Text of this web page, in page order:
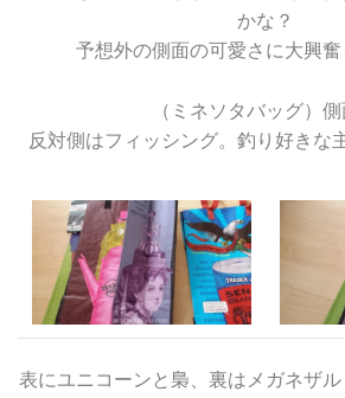
かな？
予想外の側面の可愛さに大興
（ミネソタバッグ）側
反対側はフィッシング。釣り好きな
表にユニコーンと梟、裏はメガネザ